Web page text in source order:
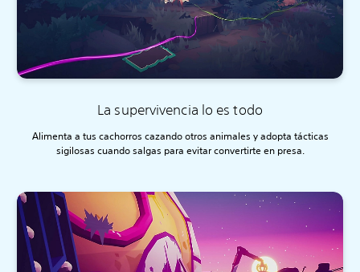
La supervivencia lo es todo
Alimenta a tus cachorros cazando otros animales y adopta tácticas
sigilosas cuando salgas para evitar convertirte en presa.